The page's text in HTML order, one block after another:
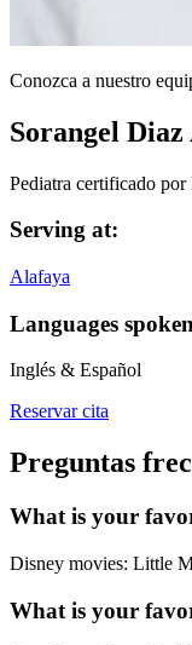
Conozca a nuestro
Sorangel
Pediatra certificado por
Serving at:
Alafaya
Languages
Inglés & Español
Reservar cita
Preguntas
What is your
Disney movies: Little
What is your